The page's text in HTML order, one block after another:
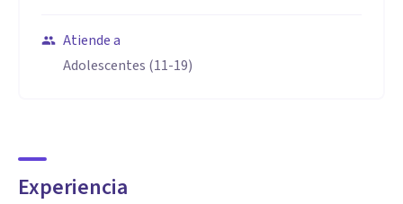
Atiende a
Adolescentes (11-19)
Experiencia